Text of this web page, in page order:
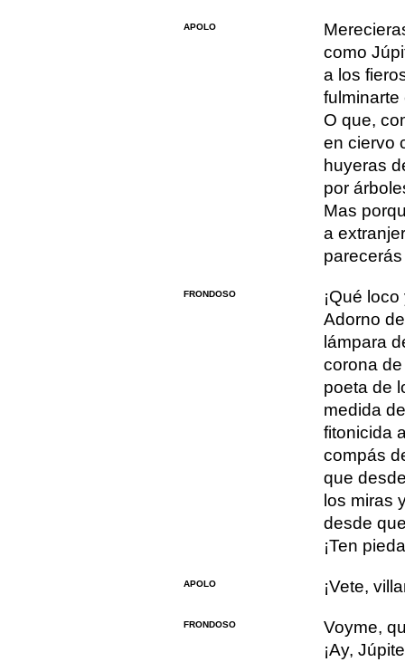
APOLO
como
a los
fulminarte
O que,
en ciervo
huyeras
por
Mas
a
FRONDOSO
¡Qué
Adorno
lámpara
corona
poeta de
medida
fitonicida
compás
que
los miras
desde
¡Ten
APOLO ¡Vete,
FRONDOSO
Voyme,
¡Ay,